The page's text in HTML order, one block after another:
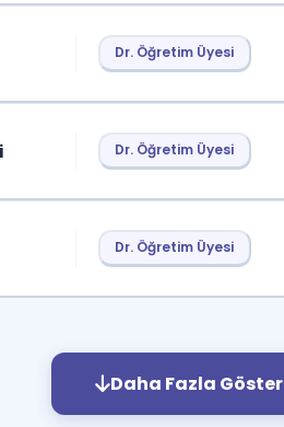
Dr. Öğretim Üyesi
Dr. Öğretim Üyesi
Dr. Öğretim Üyesi
Daha Fazla Göster